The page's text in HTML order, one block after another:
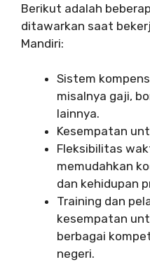
Berikut adalah
ditawarkan saat
Mandiri:
Sistem
misalnya gaji,
lainnya.
Kesempatan
Fleksibilitas
memudahkan
dan kehidupan
Training dan
kesempatan
berbagai
negeri.